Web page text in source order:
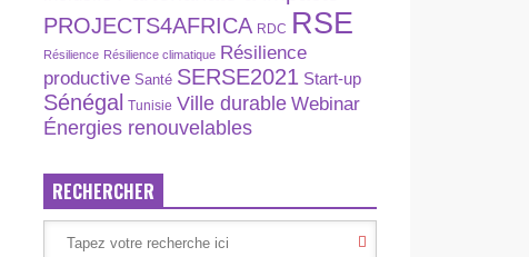
PROJECTS4AFRICA RDC RSE
Résilience Résilience climatique Résilience
productive Santé SERSE2021 Start-up
Sénégal Tunisie Ville durable Webinar
Énergies renouvelables
RECHERCHER